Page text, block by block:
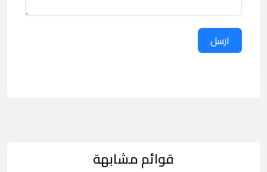
ارسل
قوائم مشابهة